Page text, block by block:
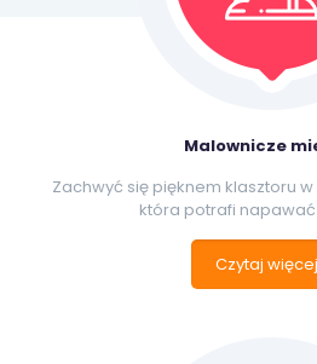
Malownicze
Zachwyć się pięknem klasztoru
która potrafi
Czytaj więcej